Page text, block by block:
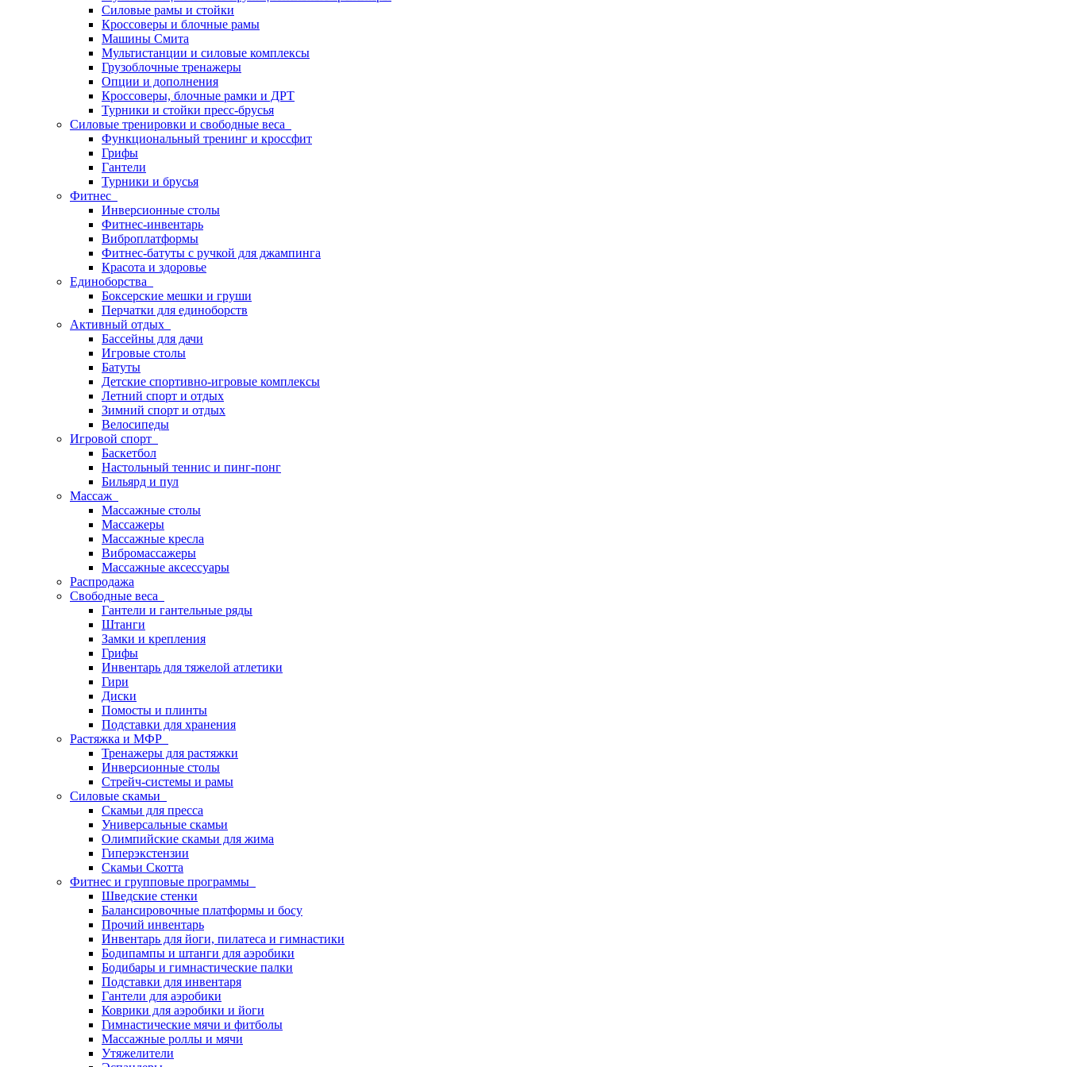
Силовые рамы и стойки
Кроссоверы и блочные рамы
Машины Смита
Мультистанции и силовые комплексы
Грузоблочные тренажеры
Опции и дополнения
Кроссоверы, блочные рамки и ДРТ
Турники и стойки пресс-брусья
Силовые тренировки и свободные веса
Функциональный тренинг и кроссфит
Грифы
Гантели
Турники и брусья
Фитнес
Инверсионные столы
Фитнес-инвентарь
Виброплатформы
Фитнес-батуты с ручкой для джампинга
Красота и здоровье
Единоборства
Боксерские мешки и груши
Перчатки для единоборств
Активный отдых
Бассейны для дачи
Игровые столы
Батуты
Детские спортивно-игровые комплексы
Летний спорт и отдых
Зимний спорт и отдых
Велосипеды
Игровой спорт
Баскетбол
Настольный теннис и пинг-понг
Бильярд и пул
Массаж
Массажные столы
Массажеры
Массажные кресла
Вибромассажеры
Массажные аксессуары
Распродажа
Свободные веса
Гантели и гантельные ряды
Штанги
Замки и крепления
Грифы
Инвентарь для тяжелой атлетики
Гири
Диски
Помосты и плинты
Подставки для хранения
Растяжка и МФР
Тренажеры для растяжки
Инверсионные столы
Стрейч-системы и рамы
Силовые скамьи
Скамьи для пресса
Универсальные скамьи
Олимпийские скамьи для жима
Гиперэкстензии
Скамьи Скотта
Фитнес и групповые программы
Шведские стенки
Балансировочные платформы и босу
Прочий инвентарь
Инвентарь для йоги, пилатеса и гимнастики
Бодипампы и штанги для аэробики
Бодибары и гимнастические палки
Подставки для инвентаря
Гантели для аэробики
Коврики для аэробики и йоги
Гимнастические мячи и фитболы
Массажные роллы и мячи
Утяжелители